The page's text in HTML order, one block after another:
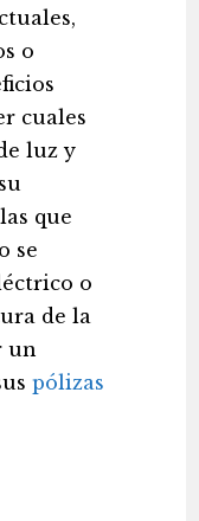
o
cuales
luz y
que
se
o
de la
un
pólizas